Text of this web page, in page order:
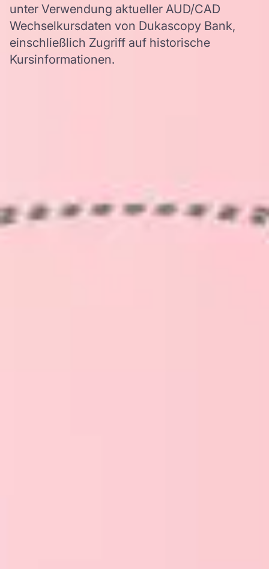
unter Verwendung aktueller AUD/CAD
Wechselkursdaten von Dukascopy Bank,
einschließlich Zugriff auf historische
Kursinformationen.